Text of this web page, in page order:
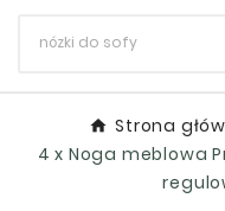
Strona
4 x Noga meblowa